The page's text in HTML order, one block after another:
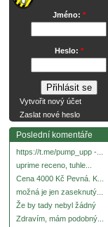
Jméno: *
Heslo: *
Vytvořit nový účet
Zaslat nové heslo
Poslední komentáře
https://t.me/pump_upp -...
uprime receno, tuhle...
Cena 4000 Kč Pevná. K...
možná je jen zaseknutý...
Že by tady nebyl žádný
Zdravím, mám podobný...